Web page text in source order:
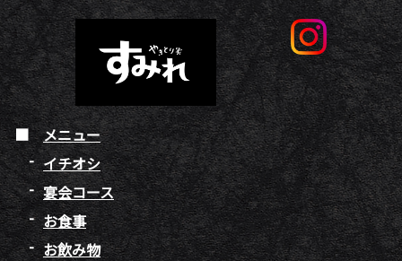
メニュー
イチオシ
宴会コース
お食事
お飲み物